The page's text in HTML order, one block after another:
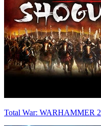
Total War: WARHAMMER 2